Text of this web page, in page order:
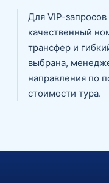
Для VIP-
качественный
трансфер и
выбрана,
направления по
стоимости тура.